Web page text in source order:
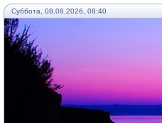
Суббота, 08.08.2026, 08:40